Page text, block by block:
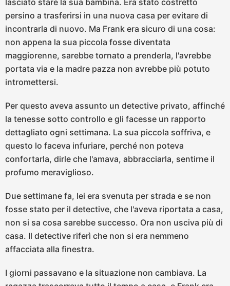
lasciato stare la sua bambina. Era stato costretto
persino a trasferirsi in una nuova casa per evitare di
incontrarla di nuovo. Ma Frank era sicuro di una cosa:
non appena la sua piccola fosse diventata
maggiorenne, sarebbe tornato a prenderla, l'avrebbe
portata via e la madre pazza non avrebbe più potuto
intromettersi.
Per questo aveva assunto un detective privato, affinché
la tenesse sotto controllo e gli facesse un rapporto
dettagliato ogni settimana. La sua piccola soffriva, e
questo lo faceva infuriare, perché non poteva
confortarla, dirle che l'amava, abbracciarla, sentirne il
profumo meraviglioso.
Due settimane fa, lei era svenuta per strada e se non
fosse stato per il detective, che l'aveva riportata a casa,
non si sa cosa sarebbe successo. Ora non usciva più di
casa. Il detective riferì che non si era nemmeno
affacciata alla finestra.
I giorni passavano e la situazione non cambiava. La